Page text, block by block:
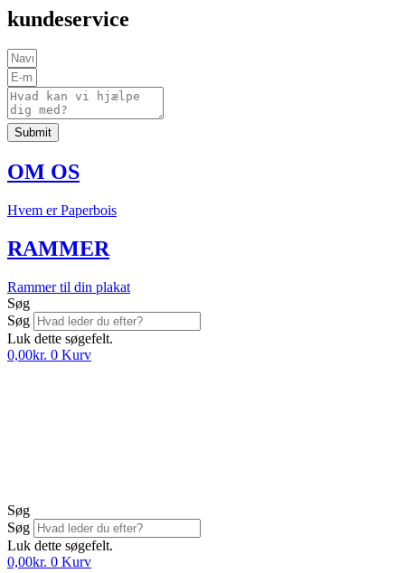
kundeservice
Submit
OM OS
Hvem er Paperbois
RAMMER
Rammer til din plakat
Søg
Søg
Luk dette søgefelt.
0,00kr. 0 Kurv
Søg
Søg
Luk dette søgefelt.
0,00kr. 0 Kurv